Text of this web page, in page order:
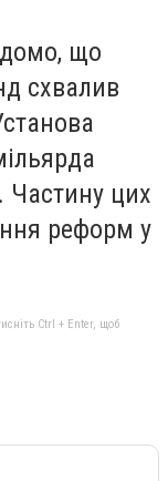
що
схвалив
Частину цих
реформ у
Ctrl + Enter, щоб